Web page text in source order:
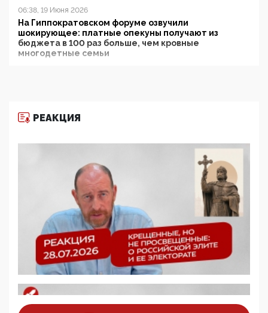
06:38, 19 Июня 2026
На Гиппократовском форуме озвучили
шокирующее: платные опекуны получают из
бюджета в 100 раз больше, чем кровные
многодетные семьи
11:53, 09 Июня 2026
деятельность ИИТО ЮНЕСКО в России, но
цифроглобалисты продолжают определять
повестку в образовании
09:43, 01 Июня 2026
5G за счет здоровья граждан: Минцифры намерено
отобрать у регионов и муниципалитетов право
защищать жилые дома и социальные объекты от
05:58, 26 Мая 2026
Роскомнадзор освободили от борца с
деструктивным и опасным контентом
07:39, 25 Мая 2026
ценностей: «Новые люди» поднимают электорат
РЕАКЦИЯ